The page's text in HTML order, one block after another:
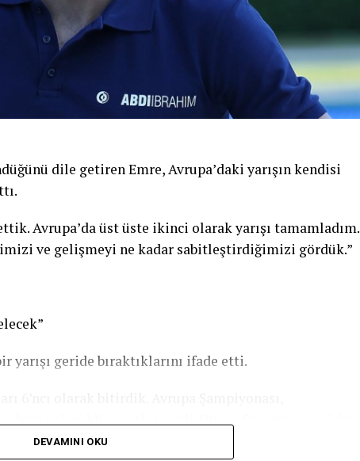
dile getiren Emre, Avrupa’daki yarışın kendisi
Avrupa’da üst üste ikinci olarak yarışı tamamladım.
ve gelişmeyi ne kadar sabitleştirdiğimizi gördük.”
yarışı geride bıraktıklarını ifade etti.
hiç ara vermiyoruz. Bu şampiyona için çok
DEVAMINI OKU